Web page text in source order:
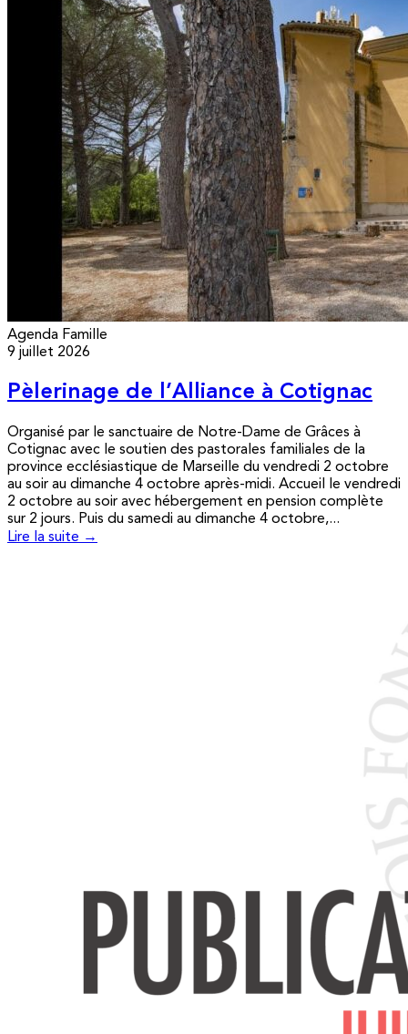
Agenda Famille
9 juillet 2026
Pèlerinage de l’Alliance à Cotignac
Organisé par le sanctuaire de Notre-Dame de Grâces à
Cotignac avec le soutien des pastorales familiales de la
province ecclésiastique de Marseille du vendredi 2 octobre
au soir au dimanche 4 octobre après-midi. Accueil le vendredi
2 octobre au soir avec hébergement en pension complète
sur 2 jours. Puis du samedi au dimanche 4 octobre,...
Lire la suite →